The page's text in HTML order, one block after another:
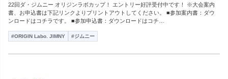
22回ダ・ジムニー オリジンラボカップ！ エントリー好評受付中です！ ※大会案内
書、お申込書は下記リンクよりプリントアウトしてください。 ■参加案内書：ダウ
ンロードはコチラです。 ■参加申込書：ダウンロードはコチ…
#ORIGIN Labo. JIMNY #ジムニー